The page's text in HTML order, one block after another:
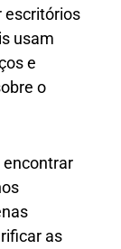
escritórios
usam
e
o
encontrar
as